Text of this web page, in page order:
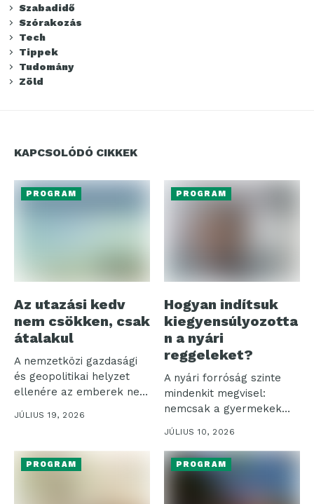
Szabadidő
Szórakozás
Tech
Tippek
Tudomány
Zöld
KAPCSOLÓDÓ CIKKEK
PROGRAM
Az utazási kedv
nem csökken, csak
átalakul
A nemzetközi gazdasági
és geopolitikai helyzet
ellenére az emberek nem
mondanak le...
JÚLIUS 19, 2026
PROGRAM
Hogyan indítsuk
kiegyensúlyozotta
n a nyári
reggeleket?
A nyári forróság szinte
mindenkit megvisel:
nemcsak a gyermekek
válnak nyűgösebbé az...
JÚLIUS 10, 2026
PROGRAM PROGRAM